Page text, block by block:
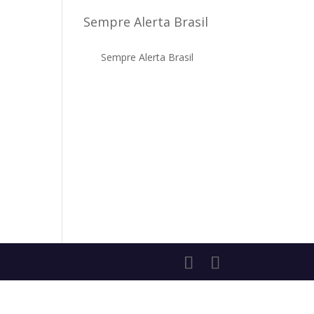
Sempre Alerta Brasil
Sempre Alerta Brasil